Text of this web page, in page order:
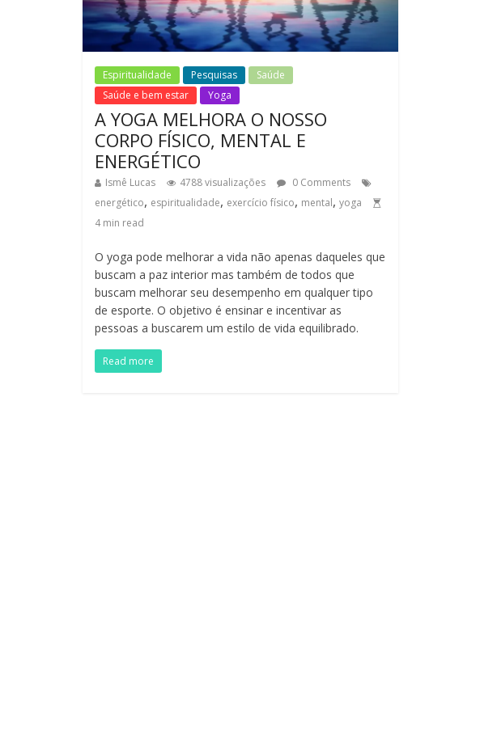
Espiritualidade Pesquisas
Saúde
Saúde e bem estar
Yoga
A YOGA MELHORA O NOSSO
CORPO FÍSICO, MENTAL E
ENERGÉTICO
Ismê Lucas 4788 visualizações
0 Comments
energético, espiritualidade, exercício físico, mental, yoga
4min read
O yoga pode melhorar a vida não apenas daqueles que
buscam a paz interior mas também de todos que
buscam melhorar seu desempenho em qualquer tipo
de esporte. O objetivo é ensinar e incentivar as
pessoas a buscarem um estilo de vida equilibrado.
Read more